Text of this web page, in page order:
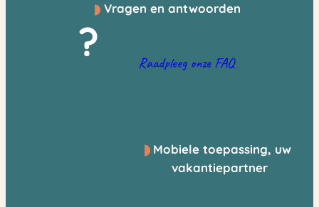
Mobiele toepassing, uw
vakantiepartner
?
Vragen en antwoorden
Raadpleeg onze FAQ